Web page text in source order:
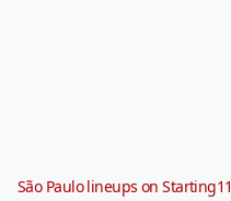
São Paulo lineups on Starting11